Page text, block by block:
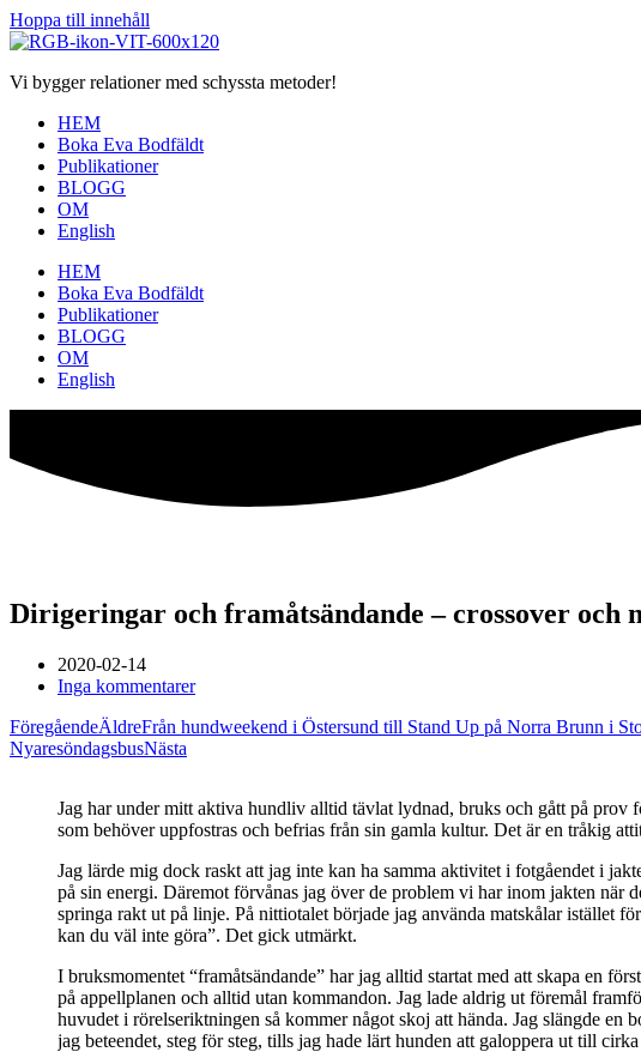
Hoppa till innehåll
Vi bygger relationer med schyssta metoder!
HEM
Boka Eva Bodfäldt
Publikationer
BLOGG
OM
English
HEM
Boka Eva Bodfäldt
Publikationer
BLOGG
OM
English
Dirigeringar och framåtsändande – crossover och
2020-02-14
Inga kommentarer
FöregåendeÄldreFrån hundweekend i Östersund till Stand Up på Norra Brunn i
NyaresöndagsbusNästa
Jag har under mitt aktiva hundliv alltid tävlat lydnad, bruks och gått på prov
som behöver uppfostras och befrias från sin gamla kultur. Det är en tråkig
Jag lärde mig dock raskt att jag inte kan ha samma aktivitet i fotgåendet i
på sin energi. Däremot förvånas jag över de problem vi har inom jakten när
springa rakt ut på linje. På nittiotalet började jag använda matskålar istället
kan du väl inte göra”. Det gick utmärkt.
I bruksmomentet “framåtsändande” har jag alltid startat med att skapa en
på appellplanen och alltid utan kommandon. Jag lade aldrig ut föremål
huvudet i rörelseriktningen så kommer något skoj att hända. Jag slängde
jag beteendet, steg för steg, tills jag hade lärt hunden att galoppera ut till